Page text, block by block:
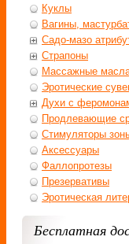
Куклы
Вагины,
Садо-мазо
Страпоны
Массажные
Эротические
Духи с
Продлевающие
Стимуляторы
Аксессуары
Фаллопротезы
Презервативы
Эротическая
Бесплатная